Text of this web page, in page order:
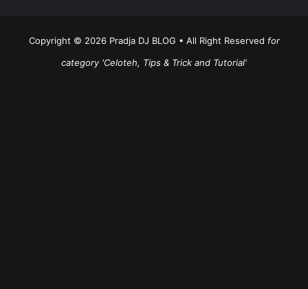
Copyright © 2026 Pradja DJ BLOG • All Right Reserved for
category 'Celoteh, Tips & Trick and Tutorial'